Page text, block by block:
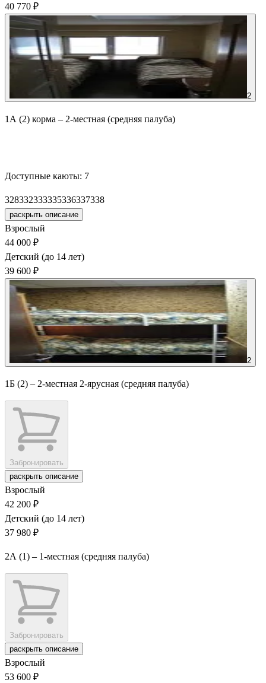
40 770 ₽
2
1А (2) корма – 2-местная (средняя палуба)
Доступные каюты: 7
328332333335336337338
раскрыть описание
Взрослый
44 000 ₽
Детский (до 14 лет)
39 600 ₽
2
1Б (2) – 2-местная 2-ярусная (средняя палуба)
Забронировать
раскрыть описание
Взрослый
42 200 ₽
Детский (до 14 лет)
37 980 ₽
2А (1) – 1-местная (средняя палуба)
Забронировать
раскрыть описание
Взрослый
53 600 ₽